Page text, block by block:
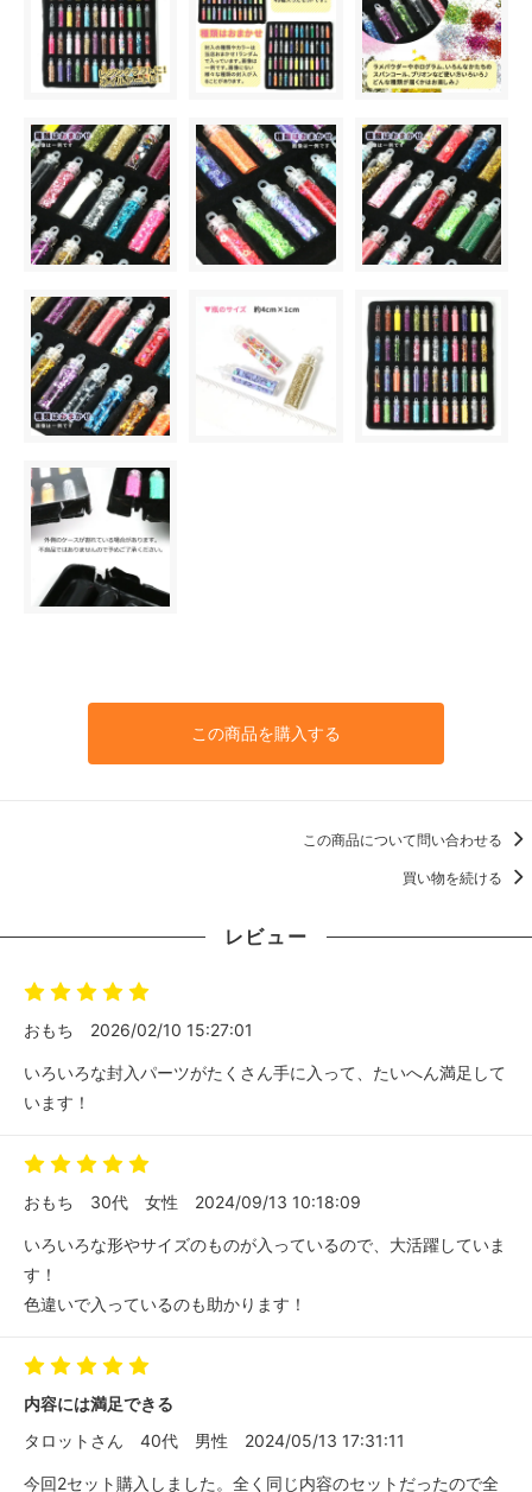
この商品を購入する
この商品について問い合わせる
買い物を続ける
レビュー
おもち 2026/02/10 15:27:01
いろいろな封入パーツがたくさん手に入って、たいへん満足して
います！
おもち 30代 女性 2024/09/13 10:18:09
いろいろな形やサイズのものが入っているので、大活躍していま
す！
色違いで入っているのも助かります！
内容には満足できる
タロットさん
40代 男性 2024/05/13 17:31:11
今回2セット購入しました。全く同じ内容のセットだったので全